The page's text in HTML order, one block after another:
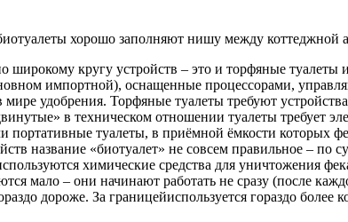
хорошо заполняют нишу между коттеджной
широкому кругу устройств – это и торфяные туалеты
импортной), оснащенные процессорами,
удобрения. Торфяные туалеты требуют
в техническом отношении туалеты требует
портативные туалеты, в приёмной ёмкости которых
название «биотуалет» не совсем правильное – по
химические средства для уничтожения
мало – они начинают работать не сразу (после
дороже. За границейиспользуется гораздо более